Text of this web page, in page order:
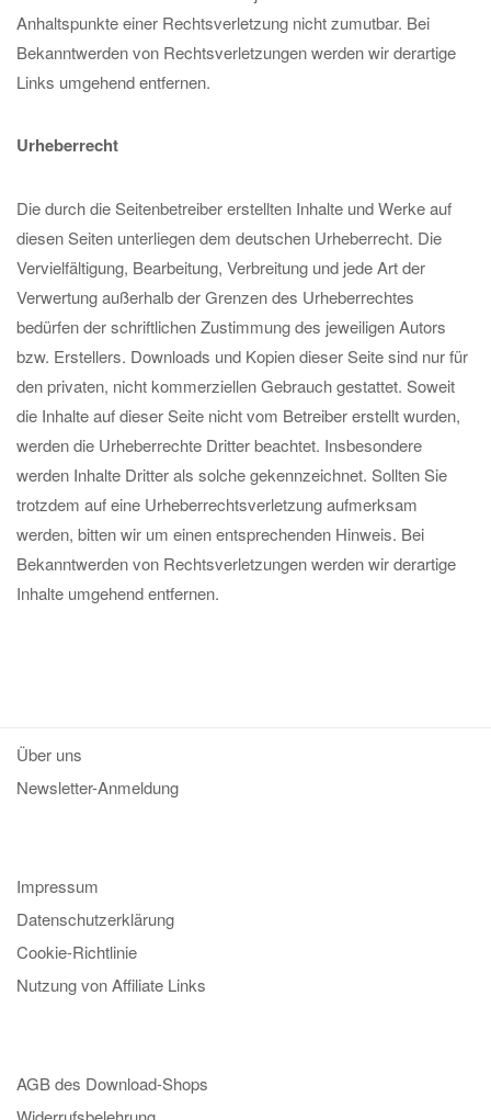
Anhaltspunkte einer Rechtsverletzung nicht zumutbar. Bei
Bekanntwerden von Rechtsverletzungen werden wir derartige
Links umgehend entfernen.
Urheberrecht
Die durch die Seitenbetreiber erstellten Inhalte und Werke auf
diesen Seiten unterliegen dem deutschen Urheberrecht. Die
Vervielfältigung, Bearbeitung, Verbreitung und jede Art der
Verwertung außerhalb der Grenzen des Urheberrechtes
bedürfen der schriftlichen Zustimmung des jeweiligen Autors
bzw. Erstellers. Downloads und Kopien dieser Seite sind nur für
den privaten, nicht kommerziellen Gebrauch gestattet. Soweit
die Inhalte auf dieser Seite nicht vom Betreiber erstellt wurden,
werden die Urheberrechte Dritter beachtet. Insbesondere
werden Inhalte Dritter als solche gekennzeichnet. Sollten Sie
trotzdem auf eine Urheberrechtsverletzung aufmerksam
werden, bitten wir um einen entsprechenden Hinweis. Bei
Bekanntwerden von Rechtsverletzungen werden wir derartige
Inhalte umgehend entfernen.
Über uns
Newsletter-Anmeldung
Impressum
Datenschutzerklärung
Cookie-Richtlinie
Nutzung von Affiliate Links
AGB des Download-Shops